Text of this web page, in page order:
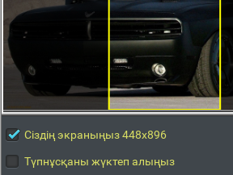
Сіздің экраныңыз 448x896
Түпнұсқаны жүктеп алыңыз